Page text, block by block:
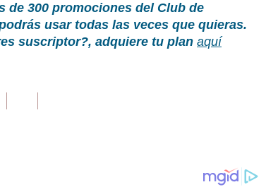
de 300 promociones del Club de
usar todas las veces que quieras.
suscriptor?, adquiere tu plan aquí